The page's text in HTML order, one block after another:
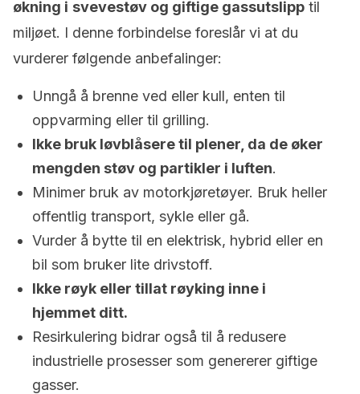
økning i svevestøv og giftige gassutslipp til
miljøet. I denne forbindelse foreslår vi at du
vurderer følgende anbefalinger:
Unngå å brenne ved eller kull, enten til
oppvarming eller til grilling.
Ikke bruk løvblåsere til plener, da de øker
mengden støv og partikler i luften.
Minimer bruk av motorkjøretøyer. Bruk heller
offentlig transport, sykle eller gå.
Vurder å bytte til en elektrisk, hybrid eller en
bil som bruker lite drivstoff.
Ikke røyk eller tillat røyking inne i
hjemmet ditt.
Resirkulering bidrar også til å redusere
industrielle prosesser som genererer giftige
gasser.